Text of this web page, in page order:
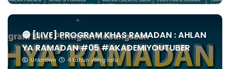
🔴 [LIVE] PROGRAM KHAS RAMADAN : AHLAN
YA RAMADAN #05 #AKADEMIYOUTUBER
Unknown 4 tahun yang lalu